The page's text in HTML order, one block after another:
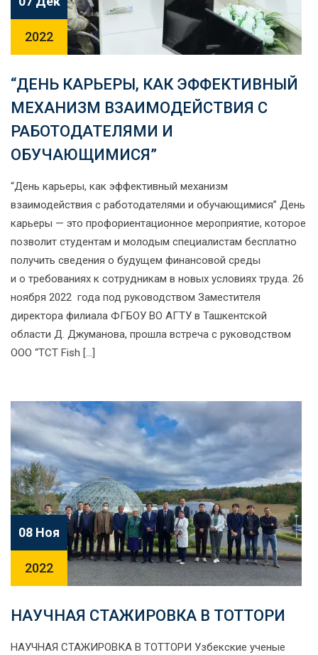
2022
“ДЕНЬ КАРЬЕРЫ, КАК ЭФФЕКТИВНЫЙ
МЕХАНИЗМ ВЗАИМОДЕЙСТВИЯ С
РАБОТОДАТЕЛЯМИ И
ОБУЧАЮЩИМИСЯ”
“День карьеры, как эффективный механизм
взаимодействия с работодателями и обучающимися” День
карьеры — это профориентационное мероприятие, которое
позволит студентам и молодым специалистам бесплатно
получить сведения о будущем финансовой среды
и о требованиях к сотрудникам в новых условиях труда. 26
ноября 2022 года под руководством Заместителя
директора филиала ФГБОУ ВО АГТУ в Ташкентской
области Д. Джуманова, прошла встреча с руководством
ООО “TCT Fish […]
08 Ноя
2022
НАУЧНАЯ СТАЖИРОВКА В ТОТТОРИ
НАУЧНАЯ СТАЖИРОВКА В ТОТТОРИ Узбекские ученые